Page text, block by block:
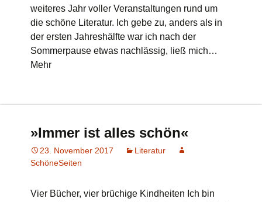
weiteres Jahr voller Veranstaltungen rund um
die schöne Literatur. Ich gebe zu, anders als in
der ersten Jahreshälfte war ich nach der
Sommerpause etwas nachlässig, ließ mich…
Mehr
»Immer ist alles schön«
23. November 2017
Literatur
SchöneSeiten
Vier Bücher, vier brüchige Kindheiten Ich bin